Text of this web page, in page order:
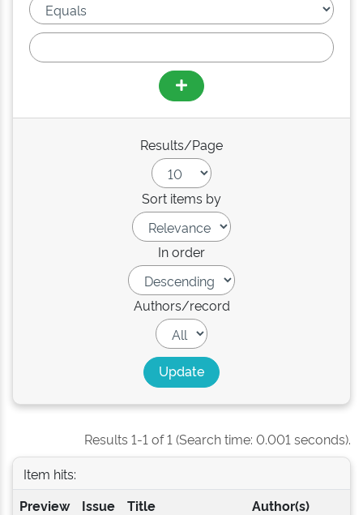
Results/Page
Sort items by
In order
Authors/record
Results 1-1 of 1 (Search time: 0.001 seconds).
Item hits:
Preview
Issue
Title Author(s)